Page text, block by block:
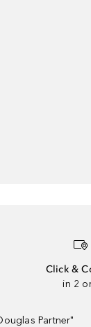
Click &
in 2
Partner"